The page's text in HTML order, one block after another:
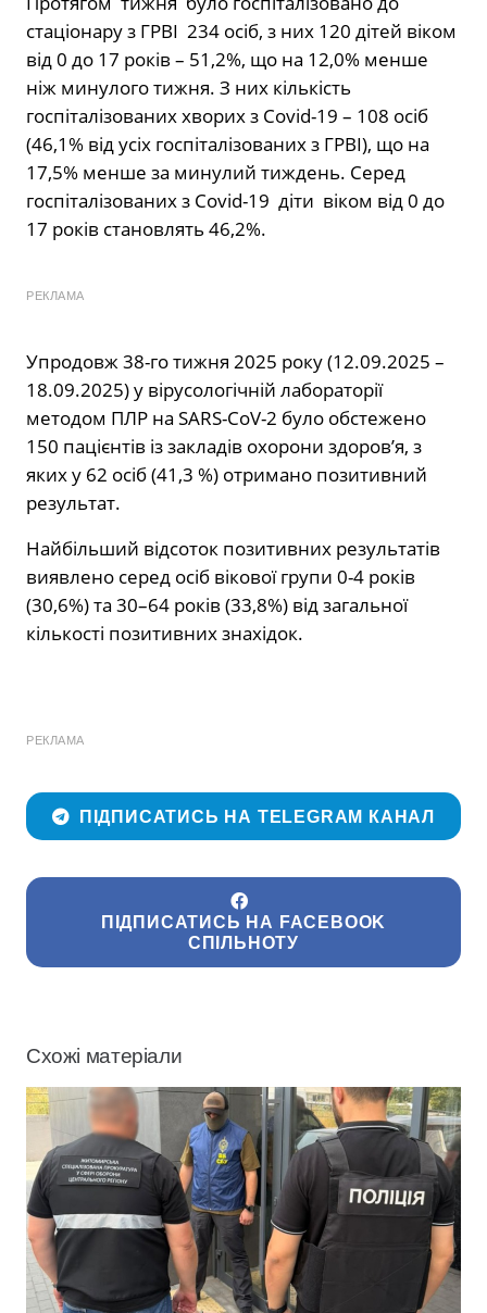
стаціонару з ГРВІ 234 осіб, з них 120 дітей віком
від 0 до 17 років – 51,2%, що на 12,0% менше
ніж минулого тижня. З них кількість
госпіталізованих хворих з Covid-19 – 108 осіб
(46,1% від усіх госпіталізованих з ГРВІ), що на
17,5% менше за минулий тиждень. Серед
госпіталізованих з Covid-19 діти віком від 0 до
17 років становлять 46,2%.
РЕКЛАМА
Упродовж 38-го тижня 2025 року (12.09.2025 –
18.09.2025) у вірусологічній лабораторії
методом ПЛР на SARS-CoV-2 було обстежено
150 пацієнтів із закладів охорони здоров’я, з
яких у 62 осіб (41,3 %) отримано позитивний
результат.
Найбільший відсоток позитивних результатів
виявлено серед осіб вікової групи 0-4 років
(30,6%) та 30–64 років (33,8%) від загальної
кількості позитивних знахідок.
РЕКЛАМА
ПІДПИСАТИСЬ НА TELEGRAM КАНАЛ
ПІДПИСАТИСЬ НА FACEBOOK
СПІЛЬНОТУ
Схожі матеріали